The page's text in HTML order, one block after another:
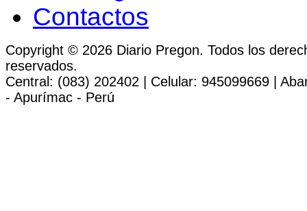
Contactos
Copyright © 2026 Diario Pregon. Todos los
reservados.
Central: (083) 202402 | Celular: 945099669 |
- Apurímac - Perú